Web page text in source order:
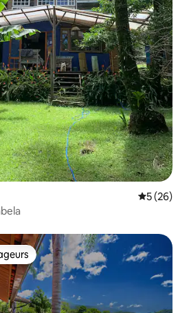
5 (26)
les plus appréciés